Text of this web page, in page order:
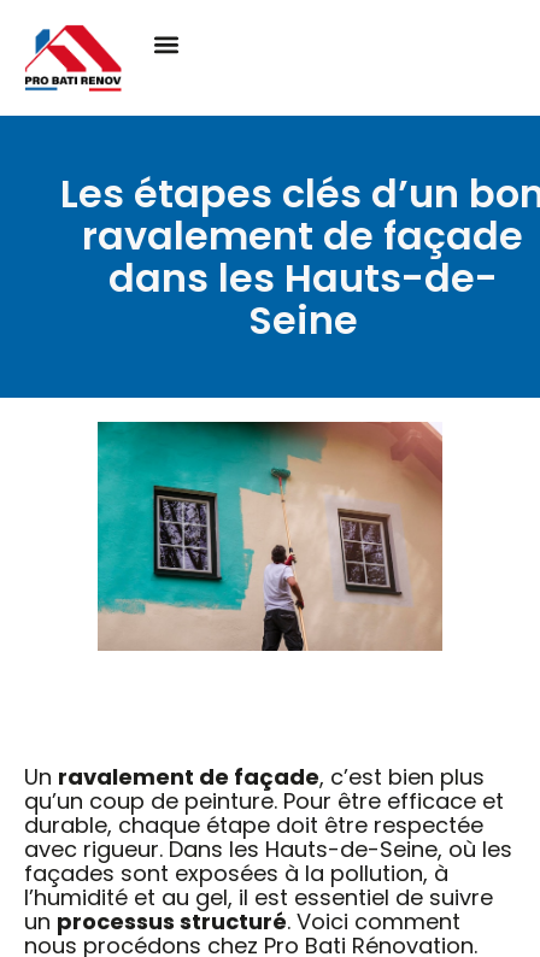
Les étapes clés d’un
ravalement de façade
dans les Hauts-de-
Seine
Un ravalement de façade, c’est bien plus
qu’un coup de peinture. Pour être efficace et
durable, chaque étape doit être respectée
avec rigueur. Dans les Hauts-de-Seine, où les
façades sont exposées à la pollution, à
l’humidité et au gel, il est essentiel de suivre
un processus structuré. Voici comment
nous procédons chez Pro Bati Rénovation.